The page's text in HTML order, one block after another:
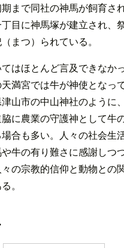
まで同社の神馬が飼育さ
目に神馬塚が建立され、
まつ）られている。
はほとんど言及できなか
満宮では牛が神使となっ
山市の中山神社のように
に農業の守護神として牛
合も多い。人々の社会生
牛の有り難さに感謝しつ
の宗教的信仰と動物との
。